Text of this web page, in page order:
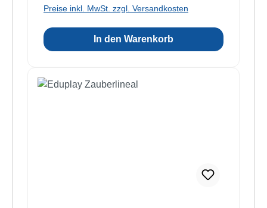
Preise inkl. MwSt. zzgl. Versandkosten
In den Warenkorb